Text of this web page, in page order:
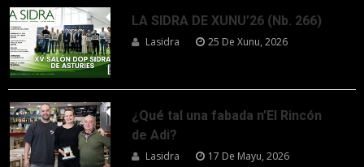
LA SIDRA DE XUNU’26 (Nb. 266)
Lasidra 25 De Xunu, 2026
¿Qué tal una fabada n’El Rincón
de Adi?
Lasidra 17 De Mayu, 2026